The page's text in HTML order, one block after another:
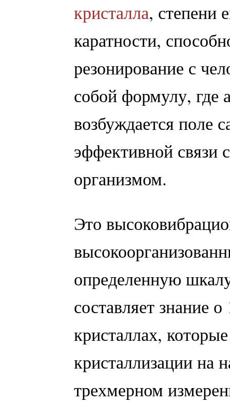
кристалла, степени
каратности,
резонирование с
собой формулу, где
возбуждается поле
эффективной связи
организмом.
Это
определенную
составляет знание
кристаллах,
кристаллизации на
трехмерном